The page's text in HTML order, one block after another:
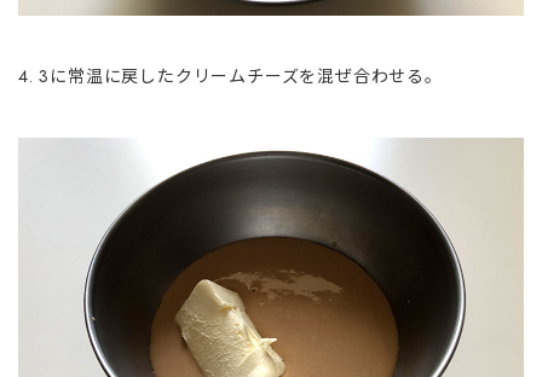
3に常温に戻したクリームチーズを混ぜ合わせる。